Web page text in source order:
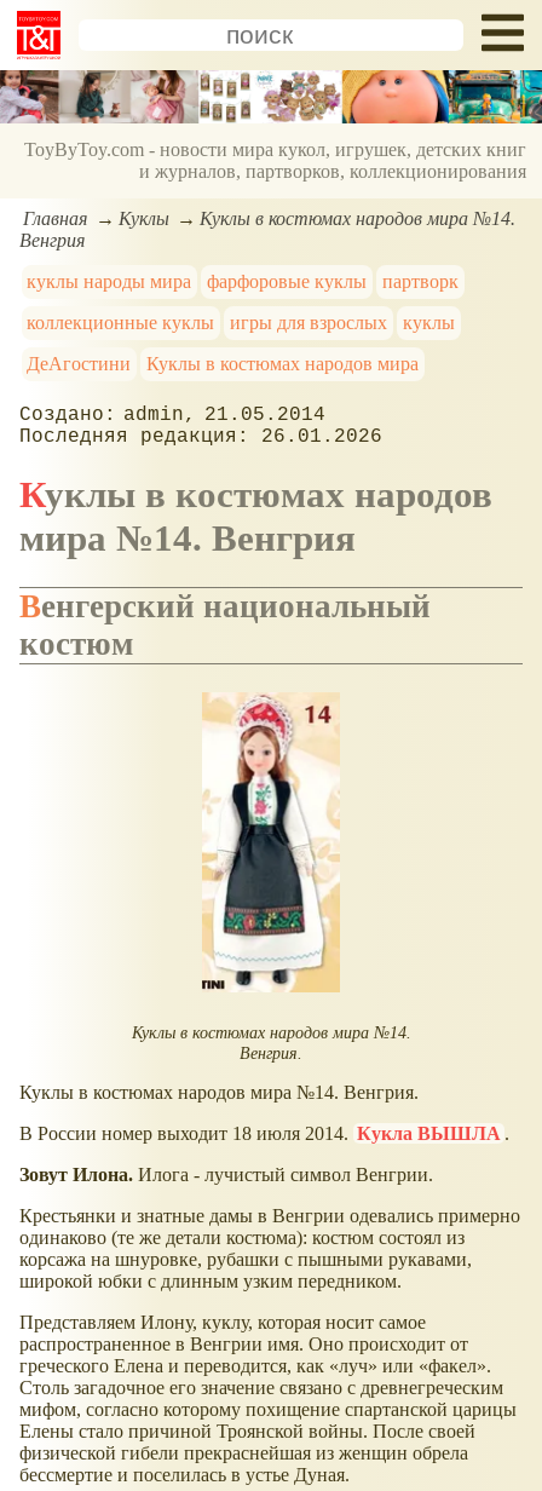
ToyByToy.com - новости мира кукол, игрушек, детских книг
и журналов, партворков, коллекционирования
Главная Куклы
Куклы в костюмах народов мира №14.
Венгрия
куклы народы мира
фарфоровые куклы
партворк
коллекционные куклы
игры для взрослых
куклы
ДеАгостини
Куклы в костюмах народов мира
admin
21.05.2014
26.01.2026
Куклы в костюмах народов
мира №14. Венгрия
Венгерский национальный
костюм
Куклы в костюмах народов мира №14.
Венгрия.
Куклы в костюмах народов мира №14. Венгрия.
В России номер выходит 18 июля 2014. Кукла ВЫШЛА .
Зовут Илона. Илога - лучистый символ Венгрии.
Крестьянки и знатные дамы в Венгрии одевались примерно
одинаково (те же детали костюма): костюм состоял из
корсажа на шнуровке, рубашки с пышными рукавами,
широкой юбки с длинным узким передником.
Представляем Илону, куклу, которая носит самое
распространенное в Венгрии имя. Оно происходит от
греческого Елена и переводится, как
луч или факел .
Столь загадочное его значение связано с древнегреческим
мифом, согласно которому похищение спартанской царицы
Елены стало причиной Троянской войны. После своей
физической гибели прекраснейшая из женщин обрела
бессмертие и поселилась в устье Дуная.